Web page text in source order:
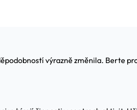
výrazně změnila. Berte